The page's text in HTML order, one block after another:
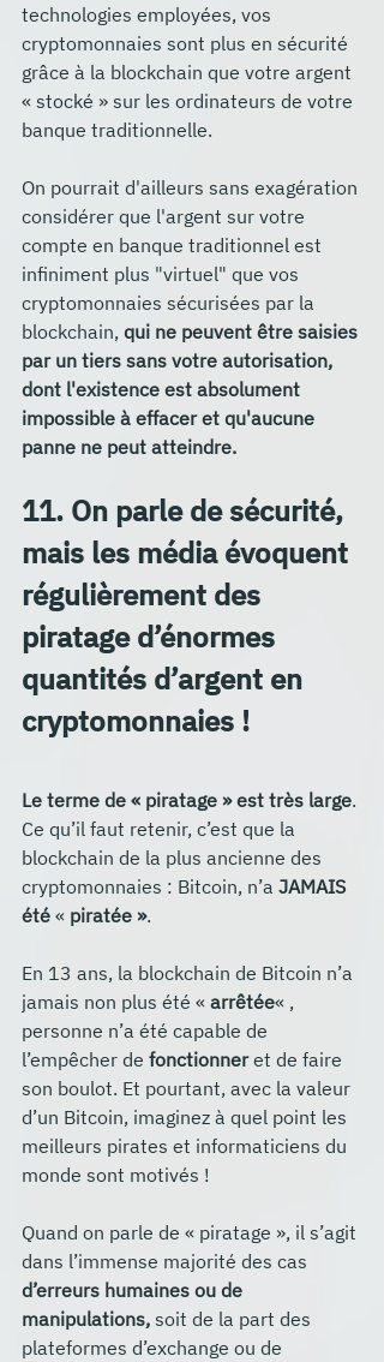
technologies employées, vos
cryptomonnaies sont plus en sécurité
grâce à la blockchain que votre argent
« stocké » sur les ordinateurs de votre
banque traditionnelle.
On pourrait d'ailleurs sans exagération
considérer que l'argent sur votre
compte en banque traditionnel est
infiniment plus "virtuel" que vos
cryptomonnaies sécurisées par la
blockchain, qui ne peuvent être saisies
par un tiers sans votre autorisation,
dont l'existence est absolument
impossible à effacer et qu'aucune
panne ne peut atteindre.
11. On parle de sécurité,
mais les média évoquent
régulièrement des
piratage d’énormes
quantités d’argent en
cryptomonnaies !
Le terme de « piratage » est très large.
Ce qu’il faut retenir, c’est que la
blockchain de la plus ancienne des
cryptomonnaies : Bitcoin, n’a JAMAIS
été « piratée ».
En 13 ans, la blockchain de Bitcoin n’a
jamais non plus été « arrêtée« ,
personne n’a été capable de
l’empêcher de fonctionner et de faire
son boulot. Et pourtant, avec la valeur
d’un Bitcoin, imaginez à quel point les
meilleurs pirates et informaticiens du
monde sont motivés !
Quand on parle de « piratage », il s’agit
dans l’immense majorité des cas
d’erreurs humaines ou de
manipulations, soit de la part des
plateformes d’exchange ou de